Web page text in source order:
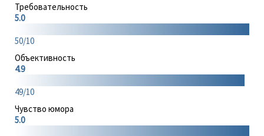
Требовательность
5.0
50/10
Объективность
4.9
49/10
Чувство юмора
5.0